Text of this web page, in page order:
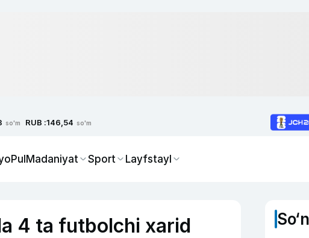
so'm RUB :146,54 so'm
PulMadaniyat Sport Layfstayl
4 ta futbolchi xarid